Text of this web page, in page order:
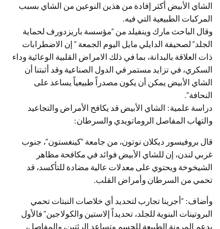
الشاي الأبيض أكثر إفادة من هذين النوعين من الشاي بسبب
المركبات الطبيعية التي فيه.
وقال الباحث مارك وينفيلد من “مؤسسة باريزدورف لحماية
الجلد” لصحيفة الدايلي مايل اليوم الجمعة ” إن الاضطرابات
ذات العلاقة بالبدانة، بما في ذلك الامراض القلبية الوعائية وداء
السكري، في تزايد مستمر في الدول الصناعية وقد أثبتنا أن
الشاي الأبيض يمكن أن يكون مصدراً طبيعياً يساعد على
النحافة”.
دراسة علمية: الشاي الأبيض قد يكافح الأمراض والتجاعيد
والتهاب المفاصل الروماتويدي والسرطان:
قال بروفيسور ديكلان نوتون، من جامعة “كينغستون”، جنوب
غربي لندن، إن للشاي الأبيض فوائد في مكافحة مظاهر
الشيخوخة ويحتوي على معدلات عالية مضادة للتأكسد، قد
تحمي من السرطان وأمراض القلب.
وأضاف: “أجرينا تجارب لتحديد أي خلاصات النبتات تحمي
البروتينات البنوية للجلد، تحديداً إلاستين والكولاجين” فالأول
يدعم المرونة الطبيعة للجسم وتساعد الرئتين، والمفاصل،